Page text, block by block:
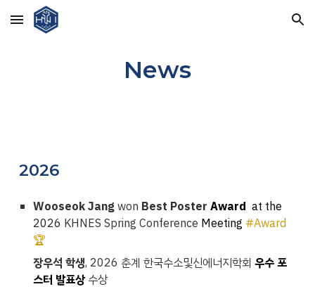
Skip to main content Skip to navigation
News
2026
Wooseok Jangwon Best Poster Award at the
2026 KHNESSpring Conference Meeting #Award
🏆
장우석 학생, 2026 춘계 한국수소및신에너지학회 우수 포
스터 발표상수상